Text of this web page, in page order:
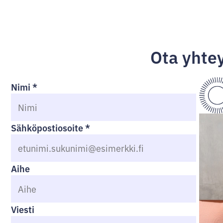
Ota
Nimi*
Sähköpostiosoite*
Aihe
Viesti